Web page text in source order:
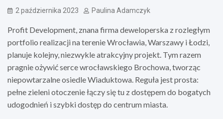
2 października 2023 Paulina Adamczyk
Profit Development, znana firma deweloperska z rozległym
portfolio realizacji na terenie Wrocławia, Warszawy i Łodzi,
planuje kolejny, niezwykle atrakcyjny projekt. Tym razem
pragnie ożywić serce wrocławskiego Brochowa, tworząc
niepowtarzalne osiedle Wiaduktowa. Reguła jest prosta:
pełne zieleni otoczenie łączy się tu z dostępem do bogatych
udogodnień i szybki dostęp do centrum miasta.